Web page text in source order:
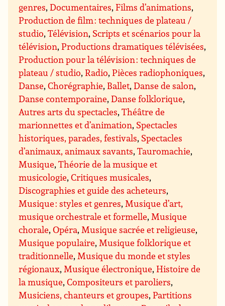
genres,Documentaires,Films d’animations,
Production de film : techniques de plateau /
studio,Télévision, Scripts et scénarios pour la
télévision,Productions dramatiques télévisées,
Production pour la télévision : techniques de
plateau / studio,Radio,Pièces radiophoniques,
Danse,Chorégraphie, Ballet,Danse de salon,
Danse contemporaine,Danse folklorique,
Autres arts du spectacles,Théâtre de
marionnettes et d’animation, Spectacles
historiques, parades, festivals, Spectacles
d’animaux, animaux savants,Tauromachie,
Musique,Théorie de la musique et
musicologie,Critiques musicales,
Discographies et guide des acheteurs,
Musique : styles et genres,Musique d’art,
musique orchestrale et formelle,Musique
chorale,Opéra,Musique sacrée et religieuse,
Musique populaire,Musique folklorique et
traditionnelle,Musique du monde et styles
régionaux,Musique électronique,Histoire de
la musique,Compositeurs et paroliers,
Musiciens, chanteurs et groupes,Partitions